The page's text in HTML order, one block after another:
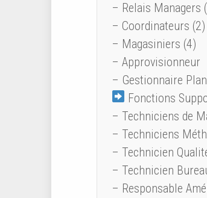
– Relais Managers
– Coordinateurs (2)
– Magasiniers (4)
– Approvisionneur
– Gestionnaire
Fonctions
– Techniciens de
– Techniciens
– Technicien
– Technicien
– Responsable